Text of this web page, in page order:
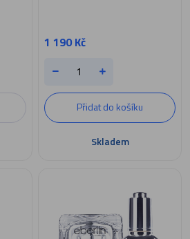
1 190 Kč
Přidat do košíku
Skladem